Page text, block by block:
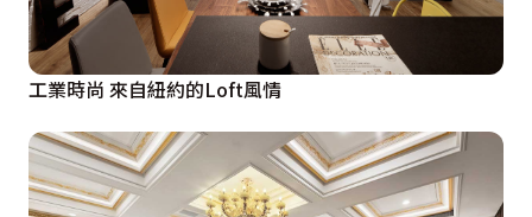
工業時尚 來自紐約的Loft風情